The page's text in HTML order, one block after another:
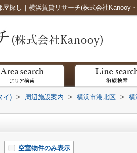
探し｜横浜賃貸リサーチ(株式会社Kanooy
イ) > 周辺施設案内 > 横浜市港北区 > 横
空室物件のみ表示